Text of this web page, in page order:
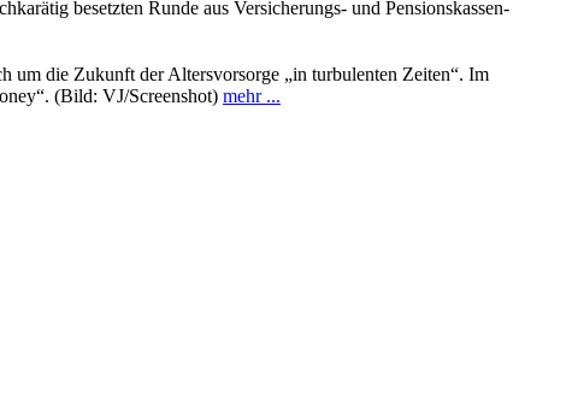
besetzten Runde aus Versicherungs- und Pensionskassen-
um die Zukunft der Altersvorsorge „in turbulenten Zeiten“. Im
(Bild: VJ/Screenshot) mehr ...